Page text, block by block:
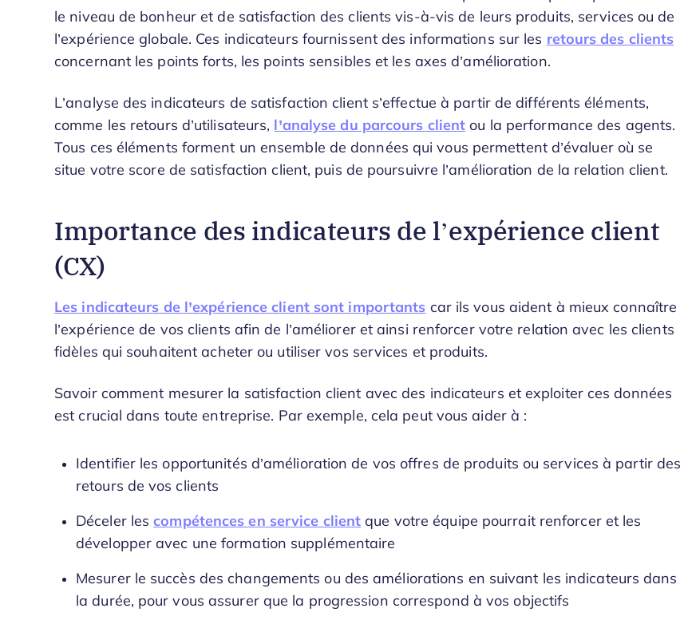
le niveau de bonheur et de satisfaction des clients vis-à-vis de leurs produits, services ou de
l’expérience globale. Ces indicateurs fournissent des informations sur les retours des clients
concernant les points forts, les points sensibles et les axes d’amélioration.
L’analyse des indicateurs de satisfaction client s’effectue à partir de différents éléments,
comme les retours d’utilisateurs,
l’analyse du parcours client ou la performance des agents.
Tous ces éléments forment un ensemble de données qui vous permettent d’évaluer où se
situe votre score de satisfaction client, puis de poursuivre l’amélioration de la relation client.
Importance des indicateurs de l’expérience client
(CX)
Les indicateurs de l’expérience client sont importants car ils vous aident à mieux connaître
l’expérience de vos clients afin de l’améliorer et ainsi renforcer votre relation avec les clients
fidèles qui souhaitent acheter ou utiliser vos services et produits.
Savoir comment mesurer la satisfaction client avec des indicateurs et exploiter ces données
est crucial dans toute entreprise. Par exemple, cela peut vous aider à :
Identifier les opportunités d’amélioration de vos offres de produits ou services à partir des
retours de vos clients
Déceler lescompétences en service client que votre équipe pourrait renforcer et les
développer avec une formation supplémentaire
Mesurer le succès des changements ou des améliorations en suivant les indicateurs dans
la durée, pour vous assurer que la progression correspond à vos objectifs